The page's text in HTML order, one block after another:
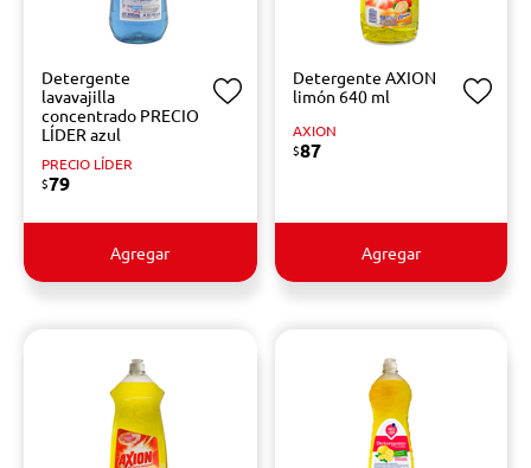
Detergente
lavavajilla
concentrado PRECIO
LÍDER azul
PRECIO LÍDER
$79
Agregar
Detergente AXION
limón 640 ml
AXION
$87
Agregar